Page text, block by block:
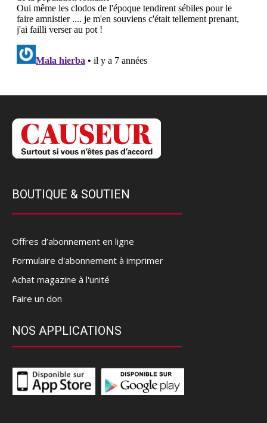
BOUTIQUE & SOUTIEN
Offres d’abonnement en ligne
Formulaire d'abonnement à imprimer
Achat magazine à l'unité
Faire un don
NOS APPLICATIONS